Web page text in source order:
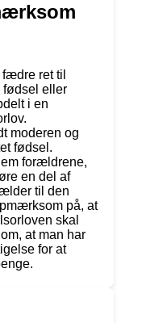
fædre ret til
fødsel eller
i en
moderen og
fødsel.
forældrene,
en del af
til den
på, at
skal
at man har
for at